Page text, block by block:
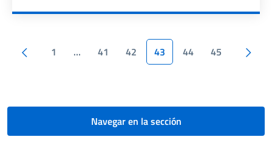
Paginación
Pagina anterior
1 … 41 42 43 44
45
Navegar en la sección